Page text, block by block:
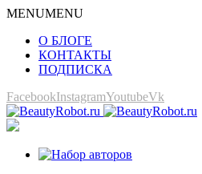
MENUMENU
О БЛОГЕ
КОНТАКТЫ
ПОДПИСКА
FacebookInstagramYoutubeVk